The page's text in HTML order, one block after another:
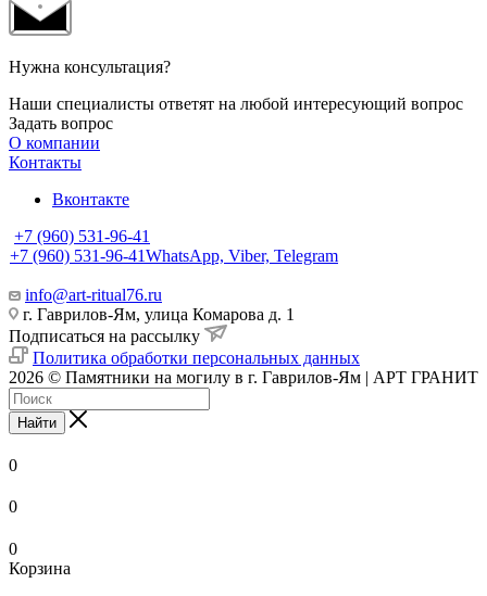
Нужна консультация?
Наши специалисты ответят на любой интересующий вопрос
Задать вопрос
О компании
Контакты
Вконтакте
+7 (960) 531-96-41
+7 (960) 531-96-41WhatsApp, Viber, Telegram
info@art-ritual76.ru
г. Гаврилов-Ям, улица Комарова д. 1
Подписаться на рассылку
Политика обработки персональных данных
2026 © Памятники на могилу в г. Гаврилов-Ям | АРТ ГРАНИТ
Найти
0
0
0
Корзина